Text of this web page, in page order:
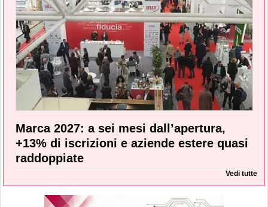
Marca 2027: a sei mesi dall’apertura,
+13% di iscrizioni e aziende estere quasi
raddoppiate
Vedi tutte